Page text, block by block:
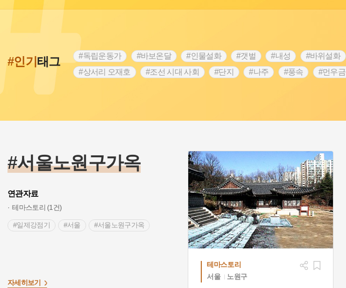
#인기태그 #독립운동가 #바보온달 #인물설화 #갯벌 #내성 #바위설화
#상서리 오재호
#조선 시대 사회 #단지 #나주 #풍속 #먼우금
#여성독립운동가
#조선시대 문신 #3.1운동 #애민 #김마리아
#산성 #동화 #생활용품 #의병활동
#서울노원구가옥
연관자료
테마스토리 (1건)
#일제강점기 #서울 #서울노원구가옥
자세히보기
테마스토리
서울
노원구